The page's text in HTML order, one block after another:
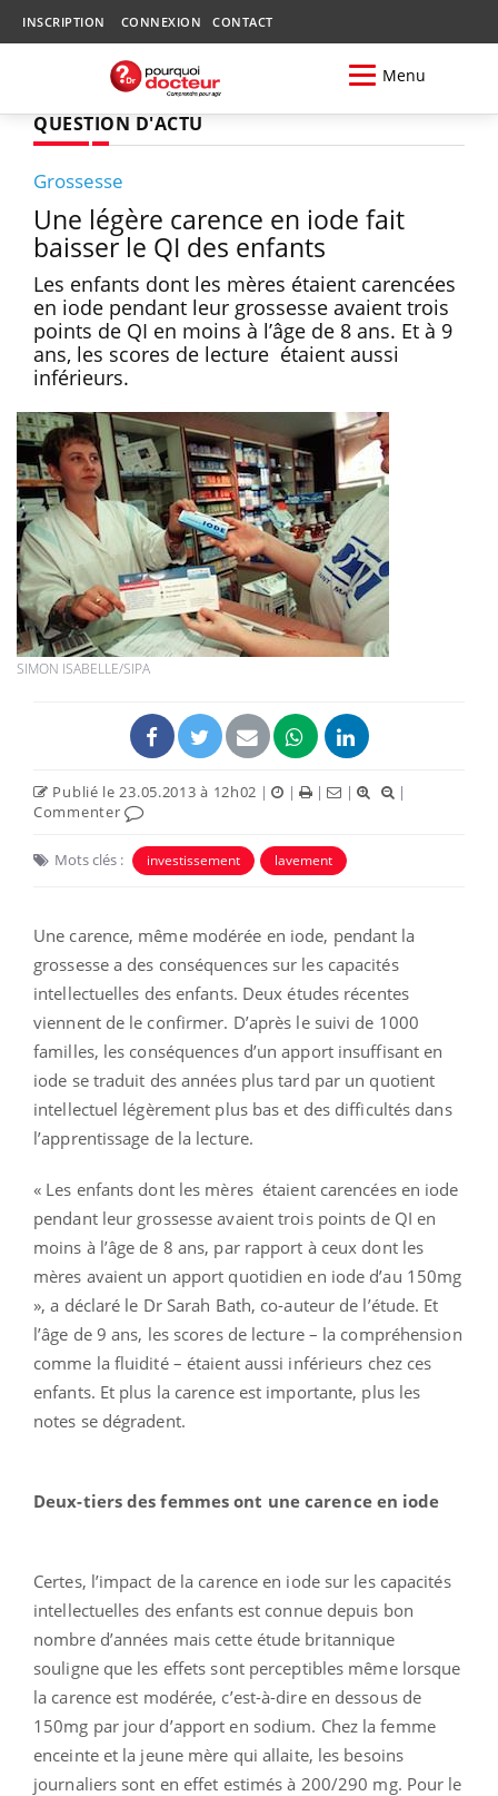
INSCRIPTION CONNEXION CONTACT
Menu
QUESTION D'ACTU
Grossesse
Une légère carence en iode fait
baisser le QI des enfants
Les enfants dont les mères étaient carencées
en iode pendant leur grossesse avaient trois
points de QI en moins à l’âge de 8 ans. Et à 9
ans, les scores de lecture étaient aussi
inférieurs.
SIMON ISABELLE/SIPA
Publié le 23.05.2013 à 12h02 | | | |
|
Commenter
Mots clés : investissement lavement
Une carence, même modérée en iode, pendant la
grossesse a des conséquences sur les capacités
intellectuelles des enfants. Deux études récentes
viennent de le confirmer. D’après le suivi de 1000
familles, les conséquences d’un apport insuffisant en
iode se traduit des années plus tard par un quotient
intellectuel légèrement plus bas et des difficultés dans
l’apprentissage de la lecture.
« Les enfants dont les mères étaient carencées en iode
pendant leur grossesse avaient trois points de QI en
moins à l’âge de 8 ans, par rapport à ceux dont les
mères avaient un apport quotidien en iode d’au 150mg
», a déclaré le Dr Sarah Bath, co-auteur de l’étude. Et
l’âge de 9 ans, les scores de lecture – la compréhension
comme la fluidité – étaient aussi inférieurs chez ces
enfants. Et plus la carence est importante, plus les
notes se dégradent.
Deux-tiers des femmes ont une carence en iode
Certes, l’impact de la carence en iode sur les capacités
intellectuelles des enfants est connue depuis bon
nombre d’années mais cette étude britannique
souligne que les effets sont perceptibles même lorsque
la carence est modérée, c’est-à-dire en dessous de
150mg par jour d’apport en sodium. Chez la femme
enceinte et la jeune mère qui allaite, les besoins
journaliers sont en effet estimés à 200/290 mg. Pour le